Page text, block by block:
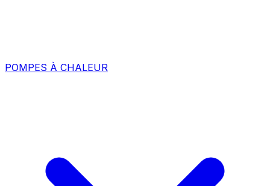
POMPES À CHALEUR